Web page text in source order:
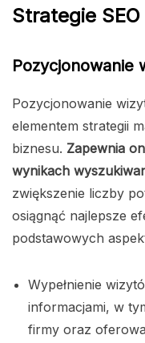
Strategie
Pozycjonowanie
Pozycjonowanie
elementem strategii
biznesu. Zapewnia
wynikach
zwiększenie liczby
osiągnąć najlepsze
podstawowych
Wypełnienie
informacjami, w
firmy oraz